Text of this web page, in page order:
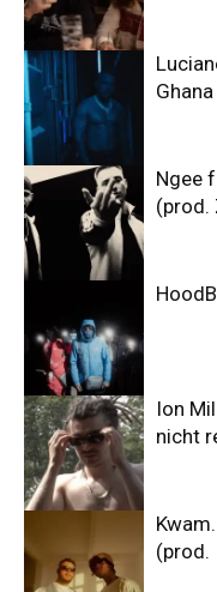
Ngee
(prod.
Ion
nicht
(prod.